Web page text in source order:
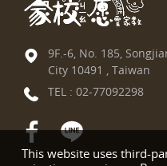
This website uses third-
9F.-6, No. 185,
City 10491 , Taiwan
TEL : 02-77092298